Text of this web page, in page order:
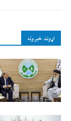
اړوند خبرونه